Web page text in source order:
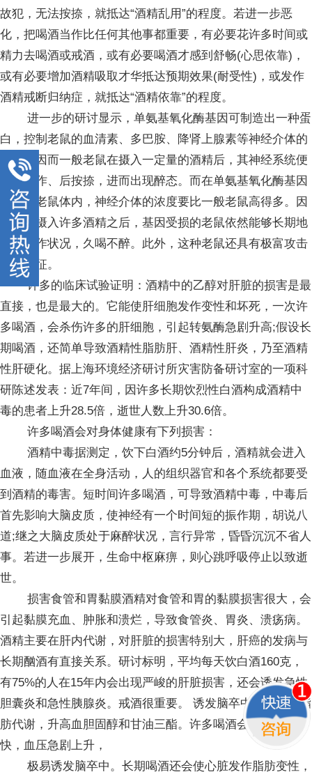
故犯，无法按捺，就抵达“酒精乱用”的程度。若进一步恶
化，把喝酒当作比任何其他事都重要，有必要花许多时间或
精力去喝酒或戒酒，或有必要喝酒才感到舒畅(心思依靠)，
或有必要增加酒精吸取才华抵达预期效果(耐受性)，或发作
酒精戒断归纳症，就抵达“酒精依靠”的程度。
进一步的研讨显示，单氨基氧化酶基因可制造出一种蛋
白，控制老鼠的血清素、多巴胺、降肾上腺素等神经介体的
浓度，因而一般老鼠在摄入一定量的酒精后，其神经系统便
会先振作、后按捺，进而出现醉态。而在单氨基氧化酶基因
受损的老鼠体内，神经介体的浓度要比一般老鼠高得多。因
而，在摄入许多酒精之后，基因受损的老鼠依然能够长期地
处于振作状况，久喝不醉。此外，这种老鼠还具有极富攻击
性的特征。
许多的临床试验证明：酒精中的乙醇对肝脏的损害是最
直接，也是最大的。它能使肝细胞发作变性和坏死，一次许
多喝酒，会杀伤许多的肝细胞，引起转氨酶急剧升高;假设长
期喝酒，还简单导致酒精性脂肪肝、酒精性肝炎，乃至酒精
性肝硬化。据上海环境经济研讨所灾害防备研讨室的一项科
研陈述发表：近7年间，因许多长期饮烈性白酒构成酒精中
毒的患者上升28.5倍，逝世人数上升30.6倍。
许多喝酒会对身体健康有下列损害：
酒精中毒据测定，饮下白酒约5分钟后，酒精就会进入
血液，随血液在全身活动，人的组织器官和各个系统都要受
到酒精的毒害。短时间许多喝酒，可导致酒精中毒，中毒后
首先影响大脑皮质，使神经有一个时间短的振作期，胡说八
道;继之大脑皮质处于麻醉状况，言行异常，昏昏沉沉不省人
事。若进一步展开，生命中枢麻痹，则心跳呼吸停止以致逝
世。
损害食管和胃黏膜酒精对食管和胃的黏膜损害很大，会
引起黏膜充血、肿胀和溃烂，导致食管炎、胃炎、溃疡病。
酒精主要在肝内代谢，对肝脏的损害特别大，肝癌的发病与
长期酗酒有直接关系。研讨标明，平均每天饮白酒160克，
有75%的人在15年内会出现严峻的肝脏损害，还会诱发急性
胆囊炎和急性胰腺炎。戒酒很重要。 诱发脑卒中酒精影响脂
肪代谢，升高血胆固醇和甘油三酯。许多喝酒会使心率增
快，血压急剧上升，
极易诱发脑卒中。长期喝酒还会使心脏发作脂肪变性，